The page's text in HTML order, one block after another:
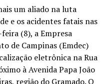
um aliado na luta
e os acidentes fatais nas
(8), a Empresa
de Campinas (Emdec)
eletrônica na Rua
à Avenida Papa João
região do Gramado. O